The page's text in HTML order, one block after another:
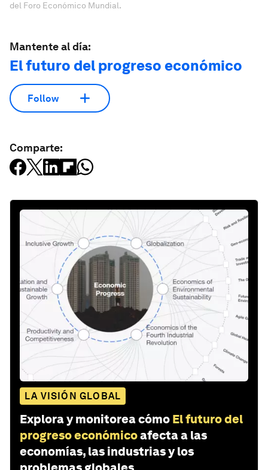
del Foro Económico Mundial.
Mantente al día:
El futuro del progreso económico
Follow
Comparte:
LA VISIÓN GLOBAL
Explora y monitorea cómo El futuro del
progreso económicoafecta a las
economías, las industrias y los